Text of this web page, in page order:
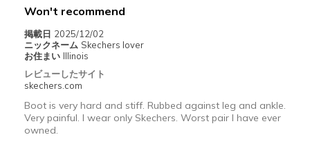
Casual Wear
Going Out
Width
Sizing
View On Shoes
Shoes are for Wearing
Won't recommend
掲載日 2025/12/02
ニックネーム Skechers lover
お住まい Illinois
レビューしたサイト
skechers.com
Boot is very hard and stiff. Rubbed against leg and ankle.
Very painful. I wear only Skechers. Worst pair I have ever
owned.